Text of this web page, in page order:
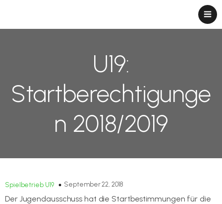
U19:
Startberechtigunge
n 2018/2019
Spielbetrieb U19 September 22, 2018
Der Jugendausschuss hat die Startbestimmungen für die